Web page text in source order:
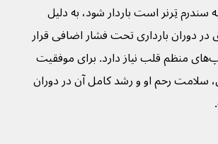
سندرم تِرنر است باردار شود، به دلیل
در دوران بارداری تحت فشار اضافی قرار
می‌گیرند، به چکاپ‌های منظم قلب نیاز دارد. برای موفقیت
سلامت رحم او و رشد کامل آن در دوران